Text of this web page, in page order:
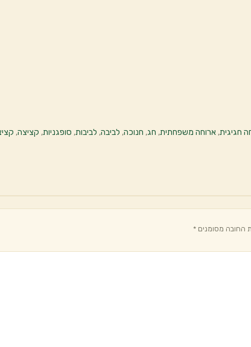
חגיגית,ארוחה משפחתית, חג, חנוכה, לביבה, לביבות, סופגניות, קציצה,
החובה מסומנים *